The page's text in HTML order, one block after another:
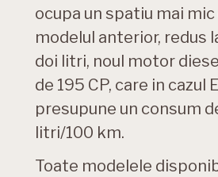
ocupa un spatiu mai
modelul anterior, redus
doi litri, noul motor
de 195 CP, care in cazul
presupune un consum
litri/100 km.
Toate modelele